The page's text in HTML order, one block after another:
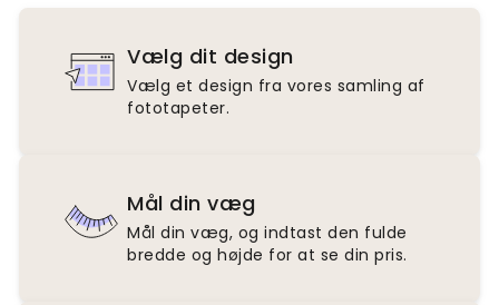
Vælg dit design
Vælg et design fra vores samling af
fototapeter.
Mål din væg
Mål din væg, og indtast den fulde
bredde og højde for at se din pris.